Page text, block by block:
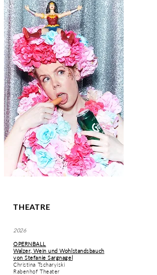
THEATRE
2026
OPERNBALL
Walzer, Wein und Wohlstandsbauch
von Stefanie Sargnagel
Christina Tscharyiski
Rabenhof Theater